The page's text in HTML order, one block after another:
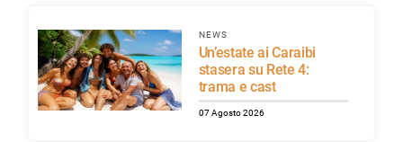
NEWS
Un’estate ai Caraibi
stasera su Rete 4:
trama e cast
07 Agosto 2026